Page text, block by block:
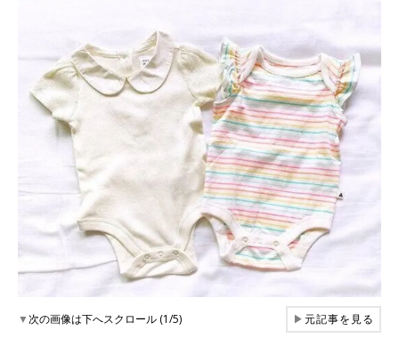
▼次の画像は下へスクロール (1/5) ▶元記事を見る